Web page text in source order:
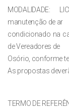
MODALIDADE:
manutenção de ar
condicionado na
de Vereadores de
Osório, conforme
As propostas
TERMO DE